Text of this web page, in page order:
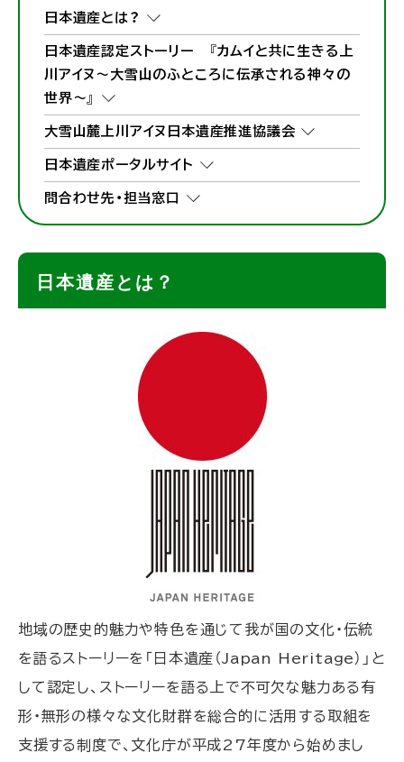
日本遺産とは？
日本遺産認定ストーリー 『カムイと共に生きる上
川アイヌ～大雪山のふところに伝承される神々の
世界～』
大雪山麓上川アイヌ日本遺産推進協議会
日本遺産ポータルサイト
問合わせ先・担当窓口
日本遺産とは？
地域の歴史的魅力や特色を通じて我が国の文化・伝統
を語るストーリーを「日本遺産（Japan Heritage）」と
して認定し、ストーリーを語る上で不可欠な魅力ある有
形・無形の様々な文化財群を総合的に活用する取組を
支援する制度で、文化庁が平成27年度から始めまし